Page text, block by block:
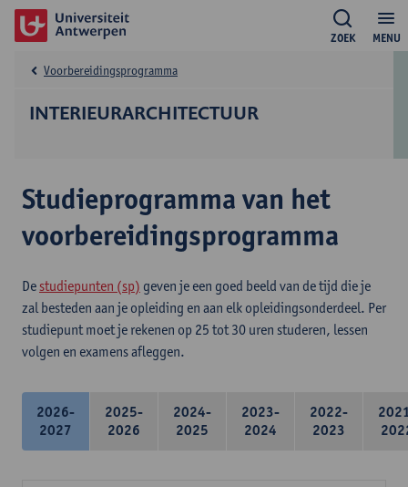
MENU
ZOEK
INTERIEURARCHITECTUUR
Voorbereidingsprogramma
Studieprogramma van het
voorbereidingsprogramma
De studiepunten (sp) geven je een goed beeld van de tijd die je
zal besteden aan je opleiding en aan elk opleidingsonderdeel. Per
studiepunt moet je rekenen op 25 tot 30 uren studeren, lessen
volgen en examens afleggen.
2026-
2027
2025-
2026
2024-
2025
2023-
2024
2022-
2023